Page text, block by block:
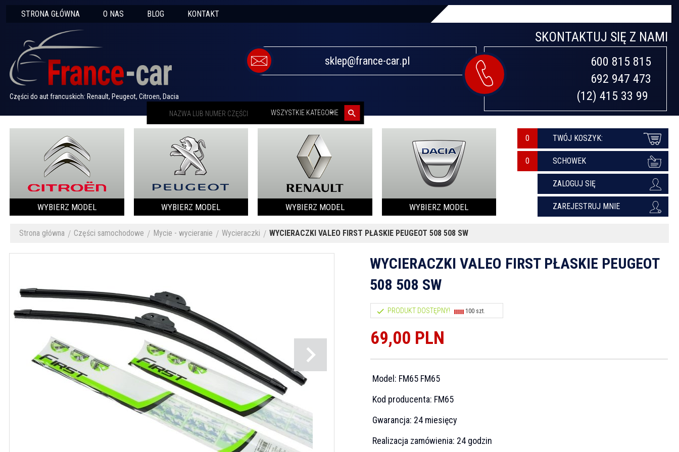
STRONA GŁÓWNA O NAS BLOG KONTAKT
Części do aut francuskich: Renault, Peugeot, Citroen, Dacia
SKONTAKTUJ SIĘ Z NAMI
sklep@france-car.pl
600 815 815
692 947 473
(12) 415 33 99
WSZYSTKIE KATEGORIE
WYBIERZ MODEL WYBIERZ MODEL WYBIERZ MODEL WYBIERZ MODEL
0 TWÓJ KOSZYK:
SCHOWEK
ZALOGUJ SIĘ
ZAREJESTRUJ MNIE
Strona główna Części samochodowe Mycie - wycieranie Wycieraczki WYCIERACZKI VALEO FIRST PŁASKIE PEUGEOT 508 508 SW
WYCIERACZKI VALEO FIRST PŁASKIE PEUGEOT
508 508 SW
PRODUKT DOSTĘPNY! 100 szt.
69,00 PLN
Model: FM65 FM65
Kod producenta: FM65
Gwarancja: 24 miesięcy
Realizacja zamówienia: 24 godzin